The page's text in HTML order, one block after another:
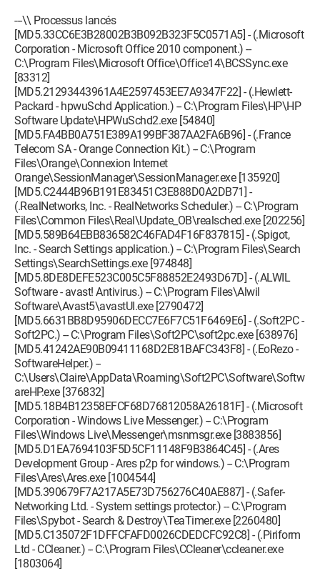
---\\ Processus lancés
[MD5.33CC6E3B28002B3B092B323F5C0571A5] - (.Microsoft
Corporation - Microsoft Office 2010 component.) --
C:\Program Files\Microsoft Office\Office14\BCSSync.exe
[83312]
[MD5.21293443961A4E2597453EE7A9347F22] - (.Hewlett-
Packard - hpwuSchd Application.) -- C:\Program Files\HP\HP
Software Update\HPWuSchd2.exe [54840]
[MD5.FA4BB0A751E389A199BF387AA2FA6B96] - (.France
Telecom SA - Orange Connection Kit.) -- C:\Program
Files\Orange\Connexion Internet
Orange\SessionManager\SessionManager.exe [135920]
[MD5.C2444B96B191E83451C3E888D0A2DB71] -
(.RealNetworks, Inc. - RealNetworks Scheduler.) -- C:\Program
Files\Common Files\Real\Update_OB\realsched.exe [202256]
[MD5.589B64EBB836582C46FAD4F16F837815] - (.Spigot,
Inc. - Search Settings application.) -- C:\Program Files\Search
Settings\SearchSettings.exe [974848]
[MD5.8DE8DEFE523C005C5F88852E2493D67D] - (.ALWIL
Software - avast! Antivirus.) -- C:\Program Files\Alwil
Software\Avast5\avastUI.exe [2790472]
[MD5.6631BB8D95906DECC7E6F7C51F6469E6] - (.Soft2PC -
Soft2PC.) -- C:\Program Files\Soft2PC\soft2pc.exe [638976]
[MD5.41242AE90B09411168D2E81BAFC343F8] - (.EoRezo -
SoftwareHelper.) --
C:\Users\Claire\AppData\Roaming\Soft2PC\Software\Softw
areHP.exe [376832]
[MD5.18B4B12358EFCF68D76812058A26181F] - (.Microsoft
Corporation - Windows Live Messenger.) -- C:\Program
Files\Windows Live\Messenger\msnmsgr.exe [3883856]
[MD5.D1EA7694103F5D5CF11148F9B3864C45] - (.Ares
Development Group - Ares p2p for windows.) -- C:\Program
Files\Ares\Ares.exe [1004544]
[MD5.390679F7A217A5E73D756276C40AE887] - (.Safer-
Networking Ltd. - System settings protector.) -- C:\Program
Files\Spybot - Search & Destroy\TeaTimer.exe [2260480]
[MD5.C135072F1DFFCFAFD0026CDEDCFC92C8] - (.Piriform
Ltd - CCleaner.) -- C:\Program Files\CCleaner\ccleaner.exe
[1803064]